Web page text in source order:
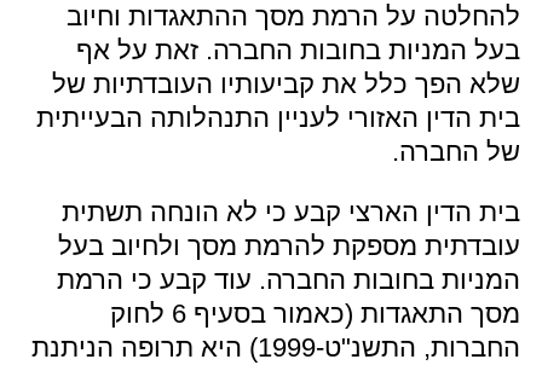
להחלטה על הרמת מסך ההתאגדות וחיוב
בעל המניות בחובות החברה. זאת על אף
שלא הפך כלל את קביעותיו העובדתיות של
בית הדין האזורי לעניין התנהלותה הבעייתית
של החברה.
בית הדין הארצי קבע כי לא הונחה תשתית
עובדתית מספקת להרמת מסך ולחיוב בעל
המניות בחובות החברה. עוד קבע כי הרמת
מסך התאגדות (כאמור בסעיף 6 לחוק
החברות, התשנ"ט-1999) היא תרופה הניתנת